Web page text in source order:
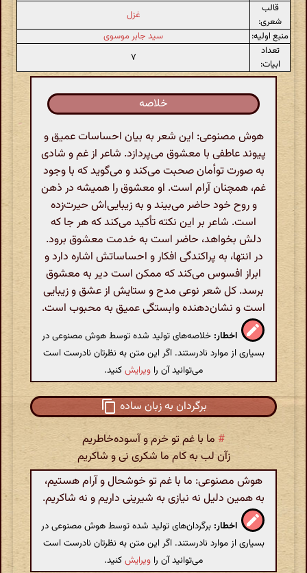
قالب
شعری:
غزل
منبع اولیه:
سید جابر موسوی
تعداد
ابیات:
۷
خلاصه
هوش مصنوعی: این شعر به بیان احساسات عمیق و
پیوند عاطفی با معشوق می‌پردازد. شاعر از غم و شادی
به صورت توأمان صحبت می‌کند و می‌گوید که با وجود
غم، همچنان آرام است. او معشوق را همیشه در ذهن
و روح خود حاضر می‌بیند و به زیبایی‌اش حیرت‌زده
است. شاعر بر این نکته تأکید می‌کند که هر جا که
دلش بخواهد، حاضر است به خدمت معشوق برود.
در انتها، به پراکندگی افکار و احساساتش اشاره دارد و
ابراز افسوس می‌کند که ممکن است دیر به معشوق
برسد. کل شعر نوعی مدح و ستایش از عشق و زیبایی
است و نشان‌دهنده وابستگی عمیق به محبوب است.
اخطار: خلاصه‌های تولید شده توسط هوش مصنوعی در
بسیاری از موارد نادرستند. اگر این متن به نظرتان نادرست است
می‌توانید آن را ویرایشکنید.
برگردان به زبان ساده
# ما با غم تو خرم و آسوده‌خاطریم
زآن لب به کام ما شکری نی و شاکریم
هوش مصنوعی: ما با غم تو خوشحال و آرام هستیم،
به همین دلیل نه نیازی به شیرینی داریم و نه شاکریم.
اخطار: برگردان‌های تولید شده توسط هوش مصنوعی در
بسیاری از موارد نادرستند. اگر این متن به نظرتان نادرست است
می‌توانید آن را ویرایشکنید.